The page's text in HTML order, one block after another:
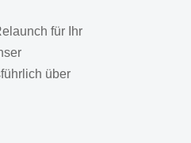
für Ihr
über